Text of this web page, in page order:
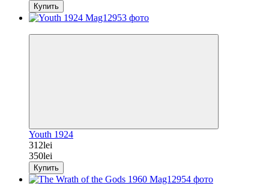
Купить
Youth 1924
312lei
350lei
Купить